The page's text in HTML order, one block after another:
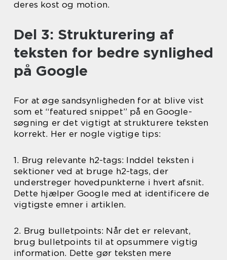
deres kost og motion.
Del 3: Strukturering af
teksten for bedre synlighed
på Google
For at øge sandsynligheden for at blive vist
som et “featured snippet” på en Google-
søgning er det vigtigt at strukturere teksten
korrekt. Her er nogle vigtige tips:
1. Brug relevante h2-tags: Inddel teksten i
sektioner ved at bruge h2-tags, der
understreger hovedpunkterne i hvert afsnit.
Dette hjælper Google med at identificere de
vigtigste emner i artiklen.
2. Brug bulletpoints: Når det er relevant,
brug bulletpoints til at opsummere vigtig
information. Dette gør teksten mere